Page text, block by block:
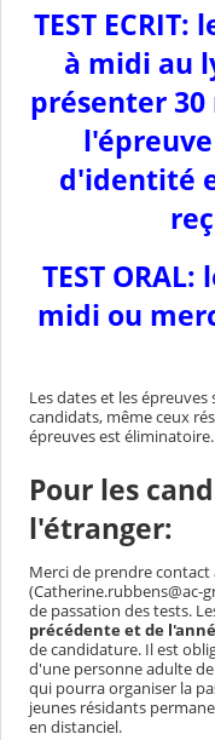
TEST
à midi au
présenter
d'identité
TEST
midi ou
Les dates et les épreuves
candidats, même ceux
épreuves est éliminatoire.
Pour les
l'étranger:
Merci de prendre contact
(Catherine.rubbens@ac-
de passation des tests.
précédente et de
de candidature. Il est
d'une personne adulte
qui pourra organiser la
jeunes résidants
en distanciel.